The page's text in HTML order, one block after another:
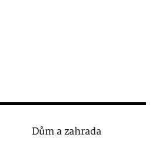
Dům a zahrada